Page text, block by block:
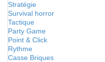
Stratégie
Survival horror
Tactique
Party Game
Point & Click
Rythme
Casse Briques